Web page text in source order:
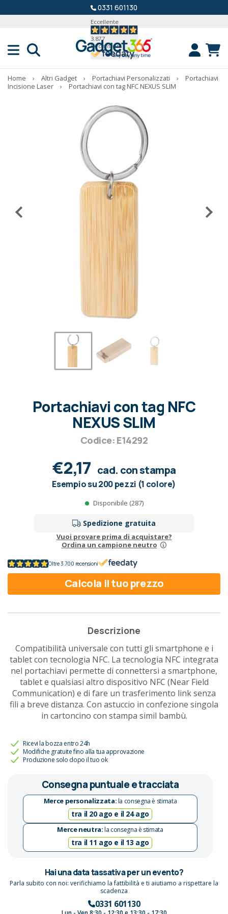
0331 601130
Eccellente
3.877
Recensioni
Home › Altri Gadget › Portachiavi Personalizzati ›
Portachiavi
Incisione Laser
› Portachiavi con tag NFC NEXUS SLIM
Portachiavi con tag NFC
NEXUS SLIM
Codice: E14292
€2,17 cad. con stampa
Esempio su 200 pezzi (1 colore)
Disponibile (287)
Spedizione gratuita
Vuoi provare prima di acquistare?
Ordina un campione neutro
Oltre 3.700 recensioni
Calcola il tuo prezzo
Descrizione
Compatibilità universale con tutti gli smartphone e i
tablet con tecnologia NFC. La tecnologia NFC integrata
nel portachiavi permette di connettersi a smartphone,
tablet e qualsiasi altro dispositivo NFC (Near Field
Communication) e di fare un trasferimento link senza
fili a breve distanza. Con astuccio in confezione singola
in cartoncino con stampa simil bambù.
Ricevi la bozza entro 24h
Modifiche gratuite fino alla tua approvazione
Produzione solo dopo il tuo ok
Consegna puntuale e tracciata
Merce personalizzata:la consegna è stimata
tra il 20 ago e il 24 ago
Merce neutra:la consegna è stimata
tra il 11 ago e il 13 ago
Hai una data tassativa per un evento?
Parla subito con noi: verifichiamo la fattibilità e ti aiutiamo a rispettare la
scadenza
0331 601130